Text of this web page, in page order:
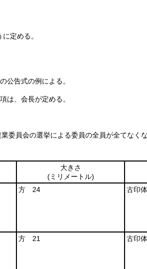
定める。
公告式の例による。
は、会長が定める。
委員会の選挙による委員の全員が全てなく
大きさ
(ミリメートル)
方 24 古印体
方 21 古印体